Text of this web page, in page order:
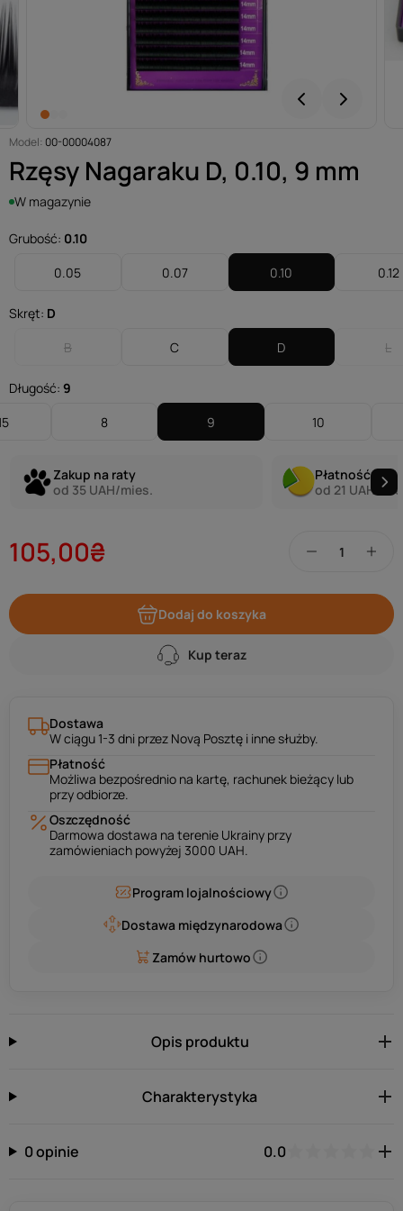
Model: 00-00004087
Rzęsy Nagaraku D, 0.10, 9 mm
W magazynie
Grubość: 0.10
0.05
0.07 0.10 0.12
Skręt: D
B
C D L
Długość: 9
8 9 10
Zakup na raty
od 35 UAH/mies.
Płatność w
od 21 UAH/
105,00₴
Dodaj do koszyka
Kup teraz
Dostawa
W ciągu 1-3 dni przez Novą Posztę i inne służby.
Płatność
Możliwa bezpośrednio na kartę, rachunek bieżący lub
przy odbiorze.
Oszczędność
Darmowa dostawa na terenie Ukrainy przy
zamówieniach powyżej 3000 UAH.
Program lojalnościowy
Dostawa międzynarodowa
Zamów hurtowo
Opis produktu
Charakterystyka
0 opinie 0.0